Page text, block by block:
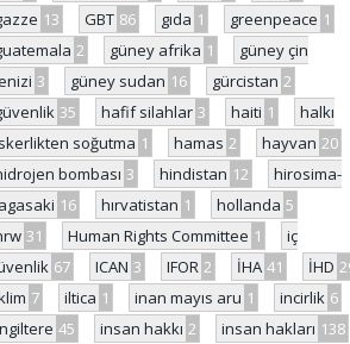
13 GBT 86 gıda 1 greenpeace 1
2 güney afrika 1
güney çin
3 güney sudan 16 gürcistan 2
35 hafif silahlar 3 haiti 1
halkı
soğutma 1 hamas 2 hayvan 20
bombası 3 hindistan 12
hirosima-
16 hırvatistan 1 hollanda 5
31 Human Rights Committee 1
iç
67 ICAN 3 IFOR 2 İHA 41 İHD
7 iltica 1 inan mayıs aru 1 incirlik 6
45 insan hakkı 2 insan hakları 138